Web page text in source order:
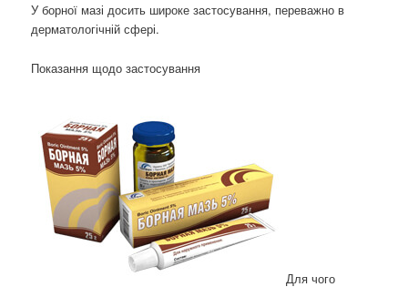
У борної мазі досить широке застосування, переважно в
дерматологічній сфері.
Показання щодо застосування
Для чого